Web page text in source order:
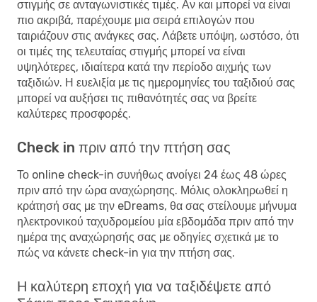
στιγμής σε ανταγωνιστικές τιμές. Αν και μπορεί να είναι
πιο ακριβά, παρέχουμε μια σειρά επιλογών που
ταιριάζουν στις ανάγκες σας. Λάβετε υπόψη, ωστόσο, ότι
οι τιμές της τελευταίας στιγμής μπορεί να είναι
υψηλότερες, ιδιαίτερα κατά την περίοδο αιχμής των
ταξιδιών. Η ευελιξία με τις ημερομηνίες του ταξιδιού σας
μπορεί να αυξήσει τις πιθανότητές σας να βρείτε
καλύτερες προσφορές.
Check in πριν από την πτήση σας
Το online check-in συνήθως ανοίγει 24 έως 48 ώρες
πριν από την ώρα αναχώρησης. Μόλις ολοκληρωθεί η
κράτησή σας με την eDreams, θα σας στείλουμε μήνυμα
ηλεκτρονικού ταχυδρομείου μία εβδομάδα πριν από την
ημέρα της αναχώρησής σας με οδηγίες σχετικά με το
πώς να κάνετε check-in για την πτήση σας.
Η καλύτερη εποχή για να ταξιδέψετε από